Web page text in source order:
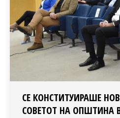
СЕ КОНСТИТУИРАШЕ
СОВЕТОТ НА ОПШТИНА